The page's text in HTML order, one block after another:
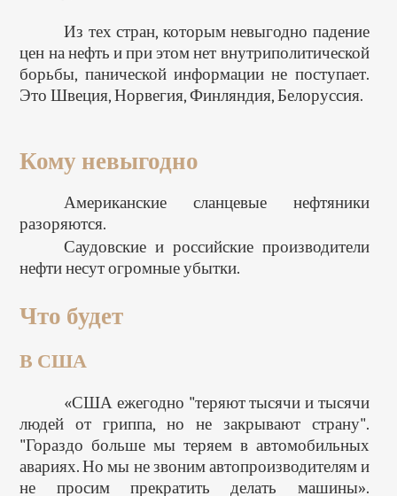
Из тех стран, которым невыгодно падение
цен на нефть и при этом нет внутриполитической
борьбы, панической информации не поступает.
Это Швеция, Норвегия, Финляндия, Белоруссия.
Кому невыгодно
Американские сланцевые нефтяники
разоряются.
Саудовские и российские производители
нефти несут огромные убытки.
Что будет
В США
«США ежегодно "теряют тысячи и тысячи
людей от гриппа, но не закрывают страну".
"Гораздо больше мы теряем в автомобильных
авариях. Но мы не звоним автопроизводителям и
не просим прекратить делать машины».